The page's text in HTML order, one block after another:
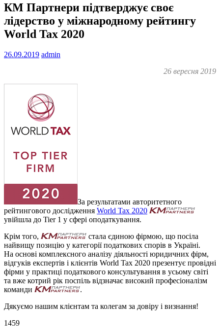
КМ Партнери підтверджує своє
лідерство у міжнародному рейтингу
World Tax 2020
26.09.2019 admin
26 вересня 2019
За результатами авторитетного
рейтингового дослідження World Tax 2020
увійшла до Tier 1 у сфері оподаткування.
Крім того,
стала єдиною фірмою, що посіла
найвищу позицію у категорії податкових спорів в Україні.
На основі комплексного аналізу діяльності юридичних фірм,
відгуків експертів і клієнтів World Tax 2020 презентує провідні
фірми у практиці податкового консультування в усьому світі
та вже котрий рік поспіль відзначає високий професіоналізм
команди
.
Дякуємо нашим клієнтам та колегам за довіру і визнання!
1459